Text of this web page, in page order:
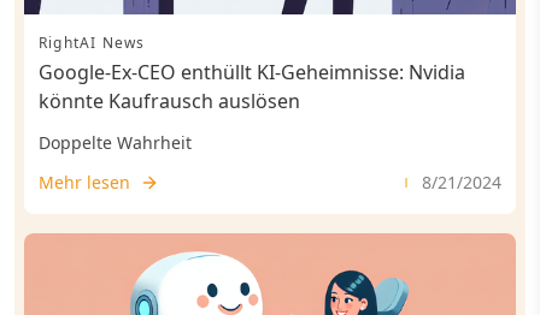
RightAI News
Google-Ex-CEO enthüllt KI-Geheimnisse: Nvidia
könnte Kaufrausch auslösen
Doppelte Wahrheit
Mehr lesen
8/21/2024